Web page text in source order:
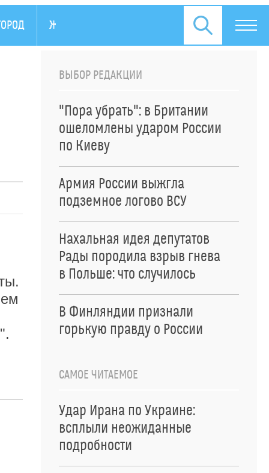
ЖИЗНЬ
ВЫБОР РЕДАКЦИИ
"Пора убрать": в Британии
ошеломлены ударом России
по Киеву
Армия России выжгла
подземное логово ВСУ
Нахальная идея депутатов
Рады породила взрыв гнева
в Польше: что случилось
В Финляндии признали
горькую правду о России
САМОЕ ЧИТАЕМОЕ
Удар Ирана по Украине:
всплыли неожиданные
подробности